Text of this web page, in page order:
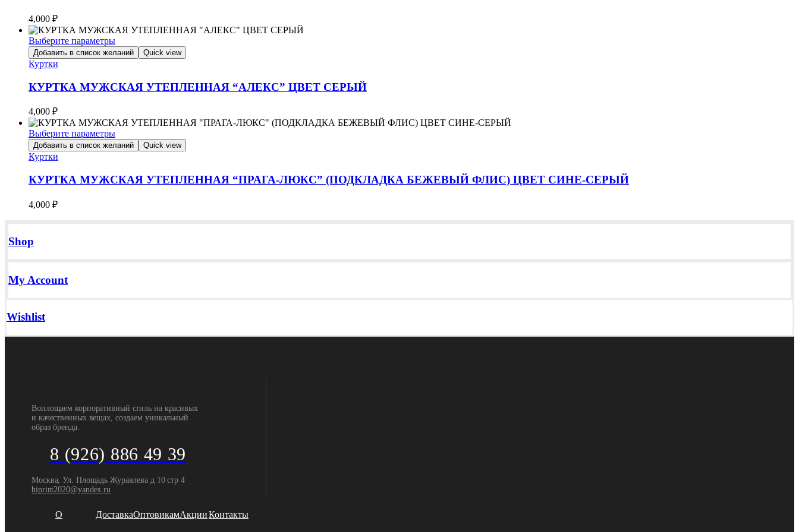
можно
выбрать
на
странице
товара.
4,000 ₽
Выберите параметры
Этот
товар
имеет
несколько
вариаций.
можно
выбрать
на
странице
товара.
Добавить в список желаний Quick view
Куртки
КУРТКА МУЖСКАЯ УТЕПЛЕННАЯ “АЛЕКС” ЦВЕТ СЕРЫЙ
4,000 ₽
Выберите параметры
Этот
товар
имеет
несколько
вариаций.
можно
странице
товара.
Добавить в список желаний Quick view
Куртки
КУРТКА МУЖСКАЯ УТЕПЛЕННАЯ “ПРАГА-ЛЮКС” (ПОДКЛАДКА БЕЖЕВЫЙ ФЛИС) ЦВЕТ СИНЕ-СЕРЫЙ
4,000 ₽
Shop
My Account
Wishlist
Воплощаем корпоративный стиль на красивых
и качественных вещах, создаем уникальный
образ бренда.
8 (926) 886 49 39
Москва, Ул. Площадь Журавлева д 10 стр 4
hiprint2020@yandex.ru
О ДоставкаОптовикамАкцииКонтакты